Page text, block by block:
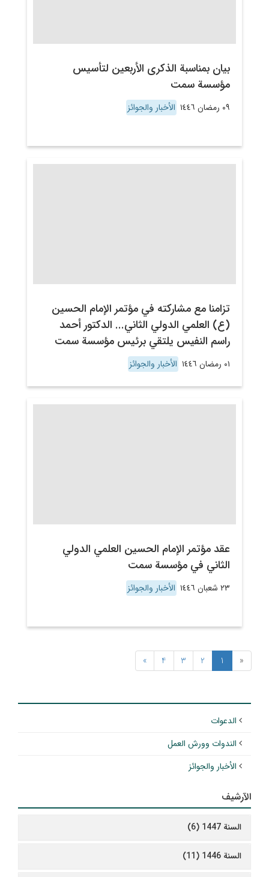
بيان بمناسبة الذكرى الأربعين لتأسيس
مؤسسة سمت
٠٩ رمضان ١٤٤٦ الأخبار والجوائز
تزامنا مع مشاركته في مؤتمر الإمام الحسين
(ع) العلمي الدولي الثاني... الدكتور أحمد
راسم النفيس يلتقي برئيس مؤسسة سمت
٠١ رمضان ١٤٤٦ الأخبار والجوائز
عقد مؤتمر الإمام الحسين العلمي الدولي
الثاني في مؤسسة سمت
٢٣ شعبان ١٤٤٦ الأخبار والجوائز
«
1
2
3
4
»
الدعوات
الندوات وورش العمل
الأخبار والجوائز
الآرشيف
السنة 1447 (6)
السنة 1446 (11)